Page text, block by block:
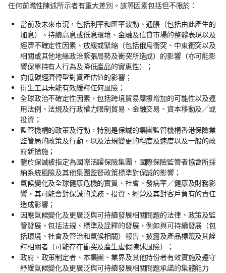
任何前瞻性陳述所示者有重大差別。該等因素包括但不限於：
當前及未來市況，包括利率和匯率波動、通脹（包括由此產生的
加息）、持續高息或低息環境、金融及信貸市場的整體表現以及
經濟不確定性因素、放緩或緊縮（包括俄烏衝突、中東衝突以及
相關或其他地緣政治緊張局勢及衝突所造成）的影響（亦可能影
響保單持有人行為及降低產品的實惠性）；
向低碳經濟轉型對資產估值的影響；
衍生工具未能有效緩釋任何風險；
全球政治不確定性因素，包括跨境貿易摩擦增加的可能性以及運
用法例、法規及行政權力限制貿易、金融交易、資本移動及╱或
投資；
監管機構的政策及行動，特別是保誠的集團監管機構香港保險業
監管局的政策及行動，以及法規變更的程度及速度以及一般的政
府新措施；
鑒於保誠被指定為國際活躍保險集團，國際保險監管者協會所採
納系統風險及其他集團監督政策標準對保誠的影響；
氣候變化及全球健康危機的實質、社會、發病率╱健康及財務影
響，其可能會對保誠的業務、投資、經營及其對客戶負有的責任
造成影響；
因應氣候變化及更廣泛與可持續發展相關問題的法律、政策及監
管發展，包括法規、標準及詮釋的發展，例如與可持續發展（包
括環境、社會及管治和氣候相關）報告、披露及產品標籤及其詮
釋相關者（可能存在衝突及產生虛假陳述風險）；
政府、政策制定者、本集團、業界及其他持份者有效實施及遵守
紓緩氣候變化及更廣泛與可持續發展相關問題承諾的集體能力